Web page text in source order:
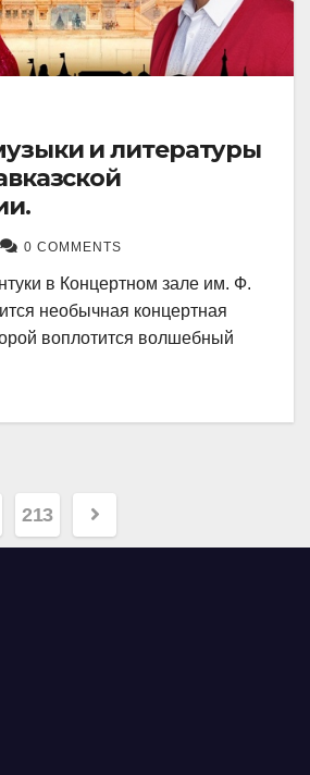
и литературы
0 COMMENTS
в Концертном зале им. Ф.
необычная концертная
воплотится волшебный
213